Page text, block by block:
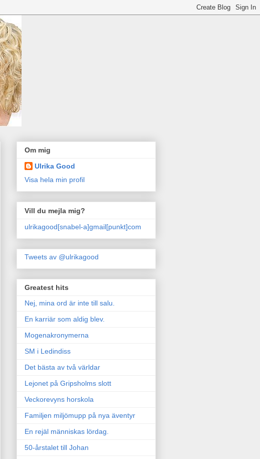
Om mig
Ulrika Good
Visa hela min profil
Vill du mejla mig?
ulrikagood[snabel-a]gmail[punkt]com
Tweets av @ulrikagood
Greatest hits
Nej, mina ord är inte till salu.
En karriär som aldig blev.
Mogenakronymerna
SM i Ledindiss
Det bästa av två världar
Lejonet på Gripsholms slott
Veckorevyns horskola
Familjen miljömupp på nya äventyr
En rejäl människas lördag.
50-årstalet till Johan